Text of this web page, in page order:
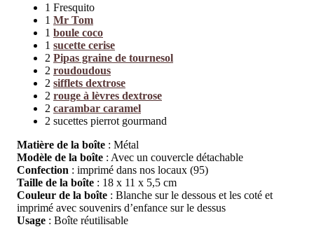
1 Fresquito
1 Mr Tom
1 boule coco
1 sucette cerise
2 Pipas graine de tournesol
2 roudoudous
2 sifflets dextrose
2 rouge à lèvres dextrose
2 carambar caramel
2 sucettes pierrot gourmand
Matière de la boîte : Métal
Modèle de la boîte : Avec un couvercle détachable
Confection : imprimé dans nos locaux (95)
Taille de la boîte : 18 x 11 x 5,5 cm
Couleur de la boîte : Blanche sur le dessous et les coté et
imprimé avec souvenirs d’enfance sur le dessus
Usage : Boîte réutilisable